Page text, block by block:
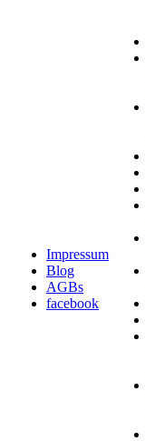
Impressum
Blog
AGBs
facebook